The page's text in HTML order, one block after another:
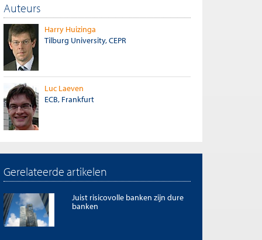
Auteurs
Harry Huizinga
Tilburg University, CEPR
Luc Laeven
ECB, Frankfurt
Gerelateerde artikelen
Juist risicovolle banken zijn dure
banken